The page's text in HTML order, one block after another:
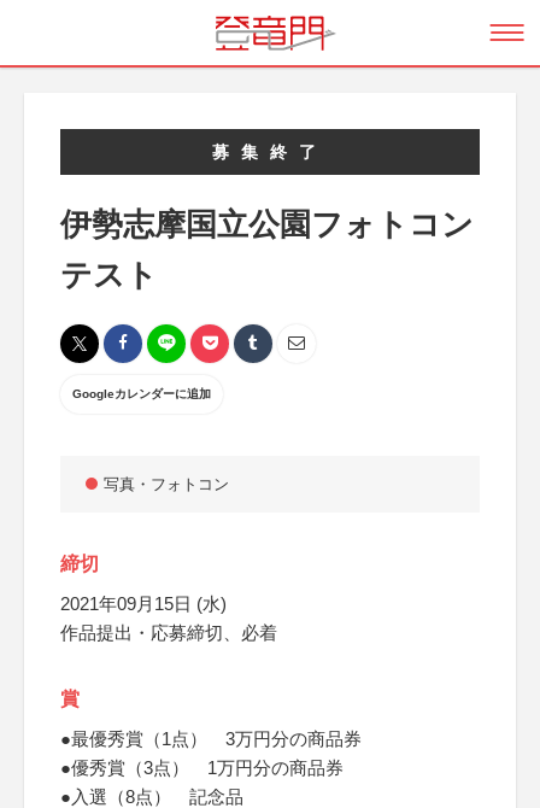
募集終了
伊勢志摩国立公園フォトコン
テスト
Googleカレンダーに追加
写真・フォトコン
締切
2021年09月15日 (水)
作品提出・応募締切、必着
賞
●最優秀賞（1点） 3万円分の商品券
●優秀賞（3点） 1万円分の商品券
●入選（8点） 記念品